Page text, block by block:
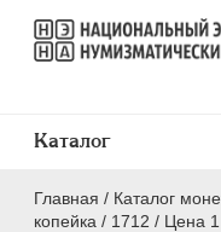
Главная / Каталог
копейка / 1712 / Цена
Каталог